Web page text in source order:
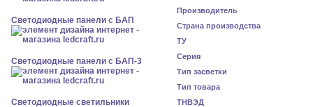
Cветодиодные панели с БАП
Cветодиодные панели с БАП-3
Светодиодные светильники
Производитель
Страна производства
ТУ
Серия
Тип засветки
Тип товара
ТНВЭД